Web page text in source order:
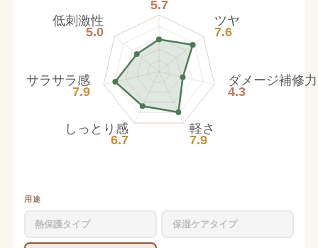
5.7
ツヤ
7.6
ダメージ補修力
4.3
軽さ
7.9
しっとり感
6.7
サラサラ感
7.9
低刺激性
5.0
用途
熱保護タイプ 保湿ケアタイプ